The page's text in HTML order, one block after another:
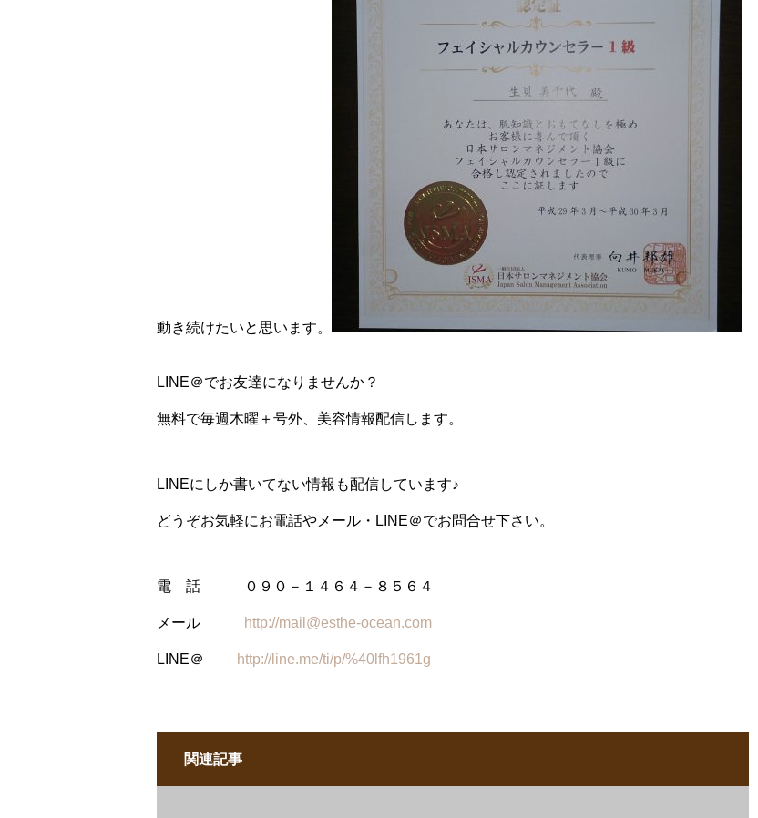
動き続けたいと思います。
LINE＠でお友達になりませんか？
無料で毎週木曜＋号外、美容情報配信します。
LINEにしか書いてない情報も配信しています♪
どうぞお気軽にお電話やメール・LINE＠でお問合せ下さい。
電 話 ０９０－１４６４－８５６４
メール http://mail@esthe-ocean.com
LINE＠ http://line.me/ti/p/%40lfh1961g
関連記事